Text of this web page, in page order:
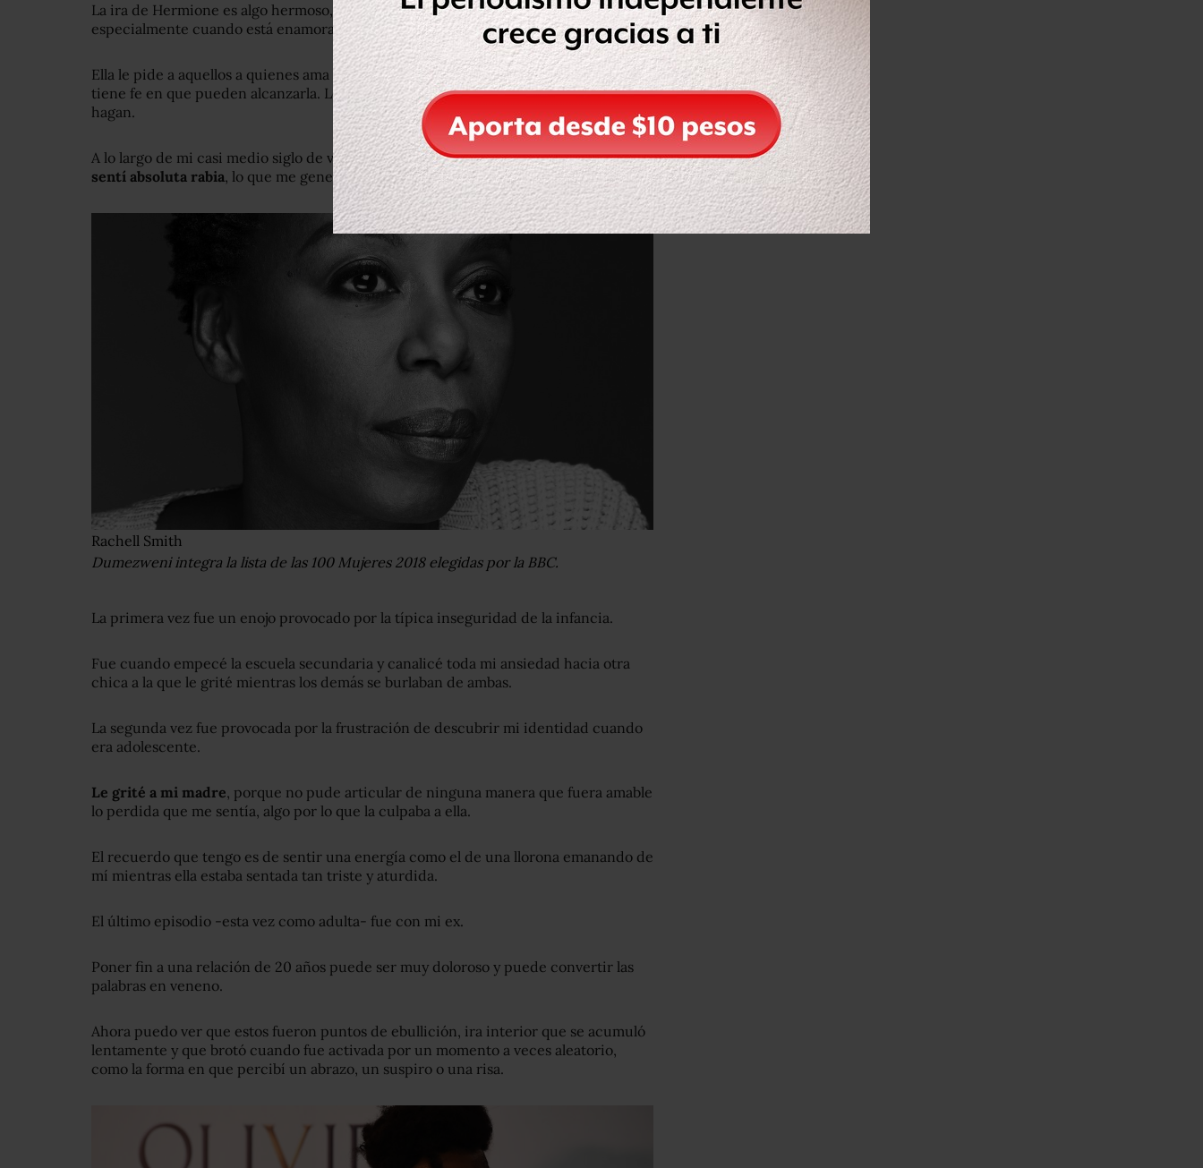
La ira de Hermione es algo hermoso, lo muestra más a través de su lealtad y amor,
especialmente cuando está enamorada y tratando de entender lo que le pasa.
Ella le pide a aquellos a quienes ama que sean mejores. Les pone una vara alta porque
tiene fe en que pueden alcanzarla. Lo cree ferozmente. Y ella estará allí cuando lo
hagan.
A lo largo de mi casi medio siglo de vida puedo contabilizartres veces en las que
sentí absoluta rabia, lo que me generó profundos sentimientos de vergüenza.
Rachell Smith
Dumezweni integra la lista de las 100 Mujeres 2018 elegidas por la BBC.
La primera vez fue un enojo provocado por la típica inseguridad de la infancia.
Fue cuando empecé la escuela secundaria y canalicé toda mi ansiedad hacia otra
chica a la que le grité mientras los demás se burlaban de ambas.
La segunda vez fue provocada por la frustración de descubrir mi identidad cuando
era adolescente.
Le grité a mi madre , porque no pude articular de ninguna manera que fuera amable
lo perdida que me sentía, algo por lo que la culpaba a ella.
El recuerdo que tengo es de sentir una energía como el de una llorona emanando de
mí mientras ella estaba sentada tan triste y aturdida.
El último episodio -esta vez como adulta- fue con mi ex.
Poner fin a una relación de 20 años puede ser muy doloroso y puede convertir las
palabras en veneno.
Ahora puedo ver que estos fueron puntos de ebullición, ira interior que se acumuló
lentamente y que brotó cuando fue activada por un momento a veces aleatorio,
como la forma en que percibí un abrazo, un suspiro o una risa.